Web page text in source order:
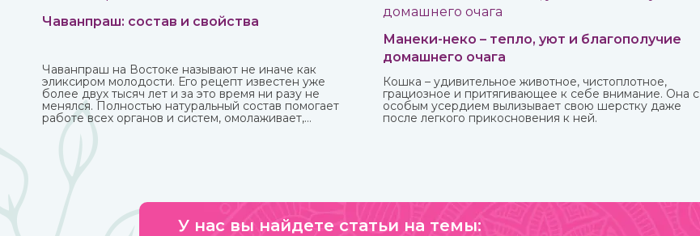
Чаванпраш: состав и свойства
Чаванпраш на Востоке называют не иначе как
эликсиром молодости. Его рецепт известен уже
более двух тысяч лет и за это время ни разу не
менялся. Полностью натуральный состав помогает
работе всех органов и систем, омолаживает,
укрепляет и делает средство в виде пасты с пряным
вкусом полностью безопасным для взрослых, пожилых
и детей. Купить чаванпраш известных марок, в том
числе Дабур, вы можете в интернет-магазине
ИндоКитай.
Манеки-неко – тепло, уют и благополучие
домашнего очага
Кошка – удивительное животное, чистоплотное,
грациозное и притягивающее к себе внимание. Она с
особым усердием вылизывает свою шерстку даже
после легкого прикосновения к ней.
У нас вы найдете статьи на темы: